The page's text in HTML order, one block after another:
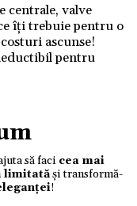
centrale, valve
îți trebuie pentru o
ascunse!
pentru
să faci cea mai
limitatăși transformă-
!